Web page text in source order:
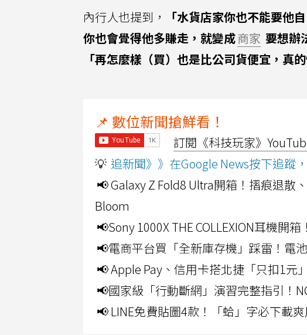
內行人也提到，
「水貨店家你也不能要他
你也會覺得他多賺走，就變成商家 要想辦
「再怎麼樣（買）也是比公司貨便宜，真
📌 數位新聞搶鮮看！
訂閱《科技玩家》
💡 追新聞》》在Google News按下追蹤
📢 Galaxy Z Fold8 Ultra開箱！摺痕退散
Bloom
📢Sony 1000X THE COLLEXION耳機開
📢電商平台買「全新庫存機」踩雷！電
📢 Apple Pay、信用卡搭北捷「只扣1元
📢國家級「行動斷網」演習完整指引！
📢 LINE免費貼圖4款！「蛤」字必下載